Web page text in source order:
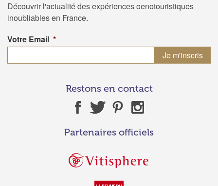
Découvrir l'actualité des expériences oenotouristiques
inoubliables en France.
Votre Email *
Restons en contact
Partenaires officiels